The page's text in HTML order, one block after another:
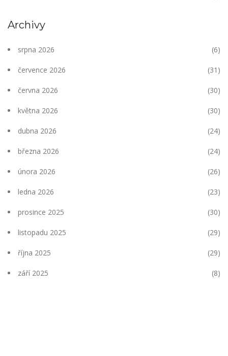
Archivy
srpna 2026 (6)
července 2026 (31)
června 2026 (30)
května 2026 (30)
dubna 2026 (24)
března 2026 (24)
února 2026 (26)
ledna 2026 (23)
prosince 2025 (30)
listopadu 2025 (29)
října 2025 (29)
září 2025 (8)